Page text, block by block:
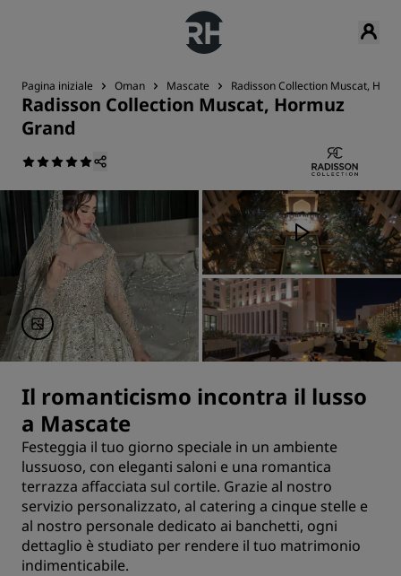
Pagina iniziale Oman Mascate Radisson Collection Muscat,
Radisson Collection Muscat, Hormuz
Grand
Il romanticismo incontra il lusso
a Mascate
Festeggia il tuo giorno speciale in un ambiente
lussuoso, con eleganti saloni e una romantica
terrazza affacciata sul cortile. Grazie al nostro
servizio personalizzato, al catering a cinque stelle e
al nostro personale dedicato ai banchetti, ogni
dettaglio è studiato per rendere il tuo matrimonio
indimenticabile.